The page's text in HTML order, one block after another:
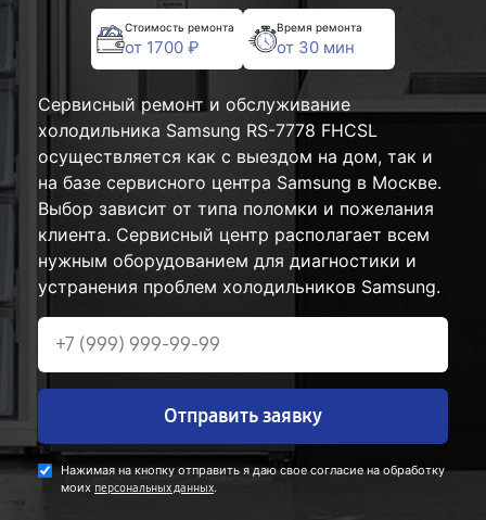
Стоимость ремонта
от 1700 ₽
Время ремонта
от 30 мин
Сервисный ремонт и обслуживание
холодильника Samsung RS-7778 FHCSL
осуществляется как с выездом на дом, так и
на базе сервисного центра Samsung в Москве.
Выбор зависит от типа поломки и пожелания
клиента. Сервисный центр располагает всем
нужным оборудованием для диагностики и
устранения проблем холодильников Samsung.
Отправить заявку
Нажимая на кнопку отправить я даю свое согласие на обработку
моих персональных данных.